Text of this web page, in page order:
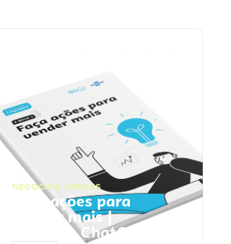
NEGÓCIOS, VENDAS
Faça ações para
vender mais |
Prompts ChatGPT